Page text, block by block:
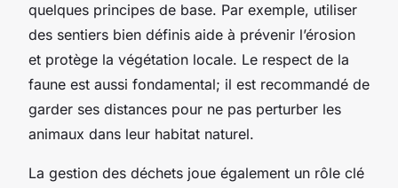
quelques principes de base. Par exemple, utiliser
des sentiers bien définis aide à prévenir l’érosion
et protège la végétation locale. Le respect de la
faune est aussi fondamental; il est recommandé de
garder ses distances pour ne pas perturber les
animaux dans leur habitat naturel.
La gestion des déchets joue également un rôle clé